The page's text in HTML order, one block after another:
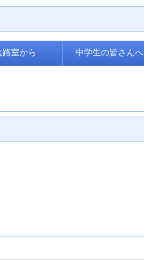
路室から 中学生の皆さんへ